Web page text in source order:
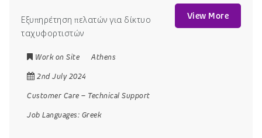
Εξυπηρέτηση πελατών για δίκτυο
ταχυφορτιστών
Work on Site
Athens
2nd July 2024
Customer Care – Technical Support
Job Languages: Greek
View More